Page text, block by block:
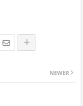
NEWER